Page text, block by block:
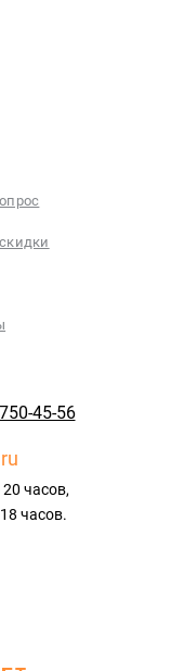
45-56
часов,
часов.